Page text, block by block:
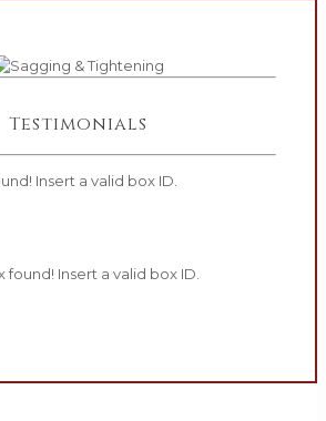
Testimonials
Insert a valid box ID.
found! Insert a valid box ID.